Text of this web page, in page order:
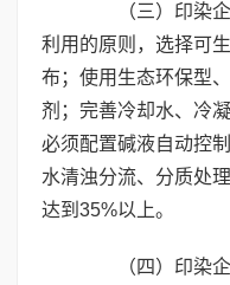
（三）印染企
利用的原则，选择可
布；使用生态环保型
剂；完善冷却水、冷
必须配置碱液自动控
水清浊分流、分质处
达到35%以上。
（四）印染企